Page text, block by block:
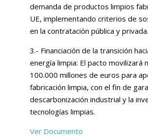
demanda de productos limpios
UE, implementando criterios de
en la contratación pública y privada.
3.- Financiación de la transición
energía limpia: El pacto movilizará
100.000 millones de euros para
fabricación limpia, con el fin de
descarbonización industrial y la
tecnologías limpias.
Ver Documento